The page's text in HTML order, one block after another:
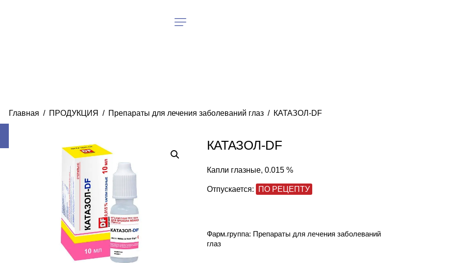
Главная ПРОДУКЦИЯ Препараты для лечения заболеваний глаз КАТАЗОЛ-DF
КАТАЗОЛ-DF
Капли глазные, 0.015 %
Отпускается: ПО РЕЦЕПТУ
Фарм.группа: Препараты для лечения заболеваний
глаз